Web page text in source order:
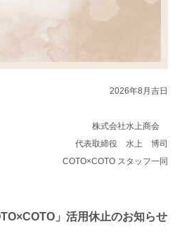
2026年8 月吉日
株式会社水上商会
代表取締役 水上 博司
COTO×COTO スタッフ一同
」活用休止のお知らせ